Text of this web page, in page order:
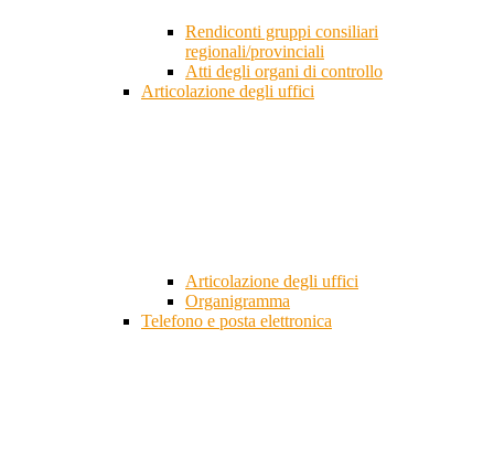
Rendiconti gruppi consiliari
regionali/provinciali
Atti degli organi di controllo
Articolazione degli uffici
Articolazione degli uffici
Organigramma
Telefono e posta elettronica